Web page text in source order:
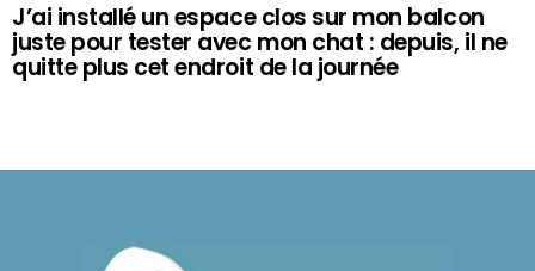
J’ai installé un espace clos sur mon balcon
juste pour tester avec mon chat : depuis, il ne
quitte plus cet endroit de la journée